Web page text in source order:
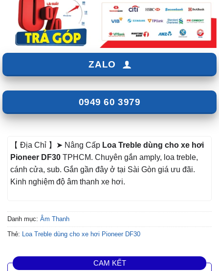
ZALO
0949 60 3979
【 Địa Chỉ 】➤ Nâng Cấp Loa Treble dùng cho xe hơi
Pioneer DF30 TPHCM. Chuyên gắn amply, loa treble,
cánh cửa, sub. Gắn gần đây ở tại Sài Gòn giá ưu đãi.
Kinh nghiệm độ âm thanh xe hơi.
Danh mục: Âm Thanh
Thẻ: Loa Treble dùng cho xe hơi Pioneer DF30
CAM KẾT